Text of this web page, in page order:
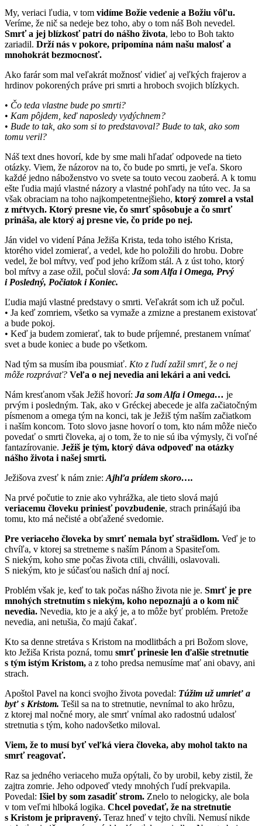
My, veriaci ľudia, v tom vidíme Božie vedenie a Božiu vôľu.
Veríme, že nič sa nedeje bez toho, aby o tom náš Boh nevedel.
Smrť a jej blízkosť patrí do nášho života, lebo to Boh takto
zariadil. Drží nás v pokore, pripomína nám našu malosť a
mnohokrát bezmocnosť.
Ako farár som mal veľakrát možnosť vidieť aj veľkých frajerov a
hrdinov pokorených práve pri smrti a hroboch svojich blízkych.
• Čo teda vlastne bude po smrti?
• Kam pôjdem, keď naposledy vydýchnem?
• Bude to tak, ako som si to predstavoval? Bude to tak, ako som
tomu veril?
Náš text dnes hovorí, kde by sme mali hľadať odpovede na tieto
otázky. Viem, že názorov na to, čo bude po smrti, je veľa. Skoro
každé jedno náboženstvo vo svete sa touto vecou zaoberá. A k tomu
ešte ľudia majú vlastné názory a vlastné pohľady na túto vec. Ja sa
však obraciam na toho najkompetentnej­šieho, ktorý zomrel a vstal
z mŕtvych. Ktorý presne vie, čo smrť spôsobuje a čo smrť
prináša, ale ktorý aj presne vie, čo príde po nej.
Ján videl vo videní Pána Ježiša Krista, teda toho istého Krista,
ktorého videl zomierať, a vedel, kde ho položili do hrobu. Dobre
vedel, že bol mŕtvy, veď pod jeho krížom stál. A z úst toho, ktorý
bol mŕtvy a zase ožil, počul slová: Ja som Alfa i Omega, Prvý
i Posledný, Počiatok i Koniec.
Ľudia majú vlastné predstavy o smrti. Veľakrát som ich už počul.
• Ja keď zomriem, všetko sa vymaže a zmizne a prestanem existovať
a bude pokoj.
• Keď ja budem zomierať, tak to bude príjemné, prestanem vnímať
svet a bude koniec a bude po všetkom.
Nad tým sa musím iba pousmiať. Kto z ľudí zažil smrť, že o nej
môže rozprávať? Veľa o nej nevedia ani lekári a ani vedci.
Nám kresťanom však Ježiš hovorí: Ja som Alfa i Omega… je
prvým i posledným. Tak, ako v Gréckej abecede je alfa začiatočným
písmenom a omega tým na konci, tak je Ježiš tým naším začiatkom
i naším koncom. Toto slovo jasne hovorí o tom, kto nám môže niečo
povedať o smrti človeka, aj o tom, že to nie sú iba výmysly, či voľné
fantazírovanie. Ježiš je tým, ktorý dáva odpoveď na otázky
nášho života i našej smrti.
Ježišova zvesť k nám znie: Ajhľa prídem skoro….
Na prvé počutie to znie ako vyhrážka, ale tieto slová majú
veriacemu človeku priniesť povzbudenie, strach prinášajú iba
tomu, kto má nečisté a obťažené svedomie.
Pre veriaceho človeka by smrť nemala byť strašidlom. Veď je to
chvíľa, v ktorej sa stretneme s naším Pánom a Spasiteľom.
S niekým, koho sme počas života ctili, chválili, oslavovali.
S niekým, kto je súčasťou našich dní aj nocí.
Problém však je, keď to tak počas nášho života nie je. Smrť je pre
mnohých stretnutím s niekým, koho nepoznajú a o kom nič
nevedia. Nevedia, kto je a aký je, a to môže byť problém. Pretože
nevedia, ani netušia, čo majú čakať.
Kto sa denne stretáva s Kristom na modlitbách a pri Božom slove,
kto Ježiša Krista pozná, tomu smrť prinesie len ďalšie stretnutie
s tým istým Kristom, a z toho predsa nemusíme mať ani obavy, ani
strach.
Apoštol Pavel na konci svojho života povedal: Túžim už umrieť a
byť s Kristom. Tešil sa na to stretnutie, nevnímal to ako hrôzu,
z ktorej mal nočné mory, ale smrť vnímal ako radostnú udalosť
stretnutia s tým, koho nadovšetko miloval.
Viem, že to musí byť veľká viera človeka, aby mohol takto na
smrť reagovať.
Raz sa jedného veriaceho muža opýtali, čo by urobil, keby zistil, že
zajtra zomrie. Jeho odpoveď vtedy mnohých ľudí prekvapila.
Povedal: Išiel by som zasadiť strom. Znelo to nelogicky, ale bola
v tom veľmi hlboká logika. Chcel povedať, že na stretnutie
s Kristom je pripravený. Teraz hneď v tejto chvíli. Nemusí nikde